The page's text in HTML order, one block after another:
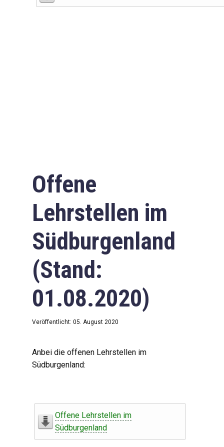
Offene
Lehrstellen im
Südburgenland
(Stand:
01.08.2020)
Veröffentlicht: 05. August 2020
Anbei die offenen Lehrstellen im
Südburgenland:
Offene Lehrstellen im
Südburgenland